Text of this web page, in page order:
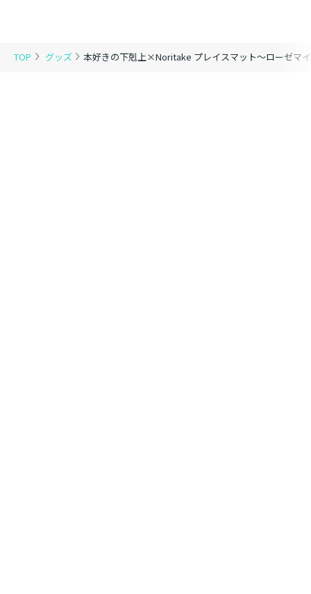
TOP グッズ 本好きの下剋上×Noritake プレイスマット～ローゼマ
とに？
＠